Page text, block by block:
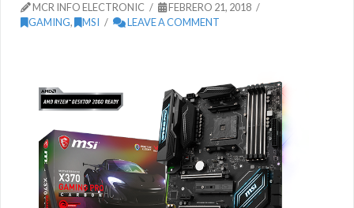
MCR INFO ELECTRONIC
FEBRERO 21, 2018
GAMING, MSI LEAVE A COMMENT